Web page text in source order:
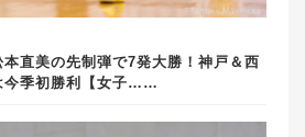
直美の先制弾で7発大勝！神戸＆西
今季初勝利【女子……